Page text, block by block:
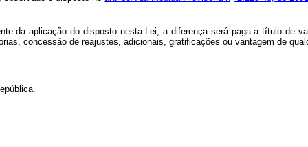
da aplicação do disposto nesta Lei, a diferença será paga a título de
concessão de reajustes, adicionais, gratificações ou vantagem de